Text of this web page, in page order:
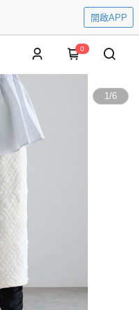
開啟APP
0
1/6